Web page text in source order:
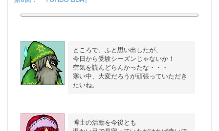
ところで、ふと思い出したが、
今日から受験シーズンじゃないか！
空気を読んどらんかったな・・・
寒い中、大変だろうが頑張っていただき
博士の活動を今後とも